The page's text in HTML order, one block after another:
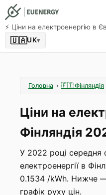
⚡️ Ціни на електроенергію в
🇺🇦UK▾
Головна › 🇫🇮 Фінляндія
Ціни на
Фінляндія
У 2022 році середня
електроенергії в
0.1534 /kWh. Нижче —
графік руху цін.